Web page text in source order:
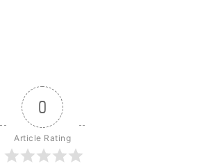
0
Article Rating